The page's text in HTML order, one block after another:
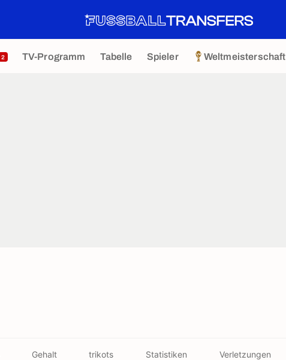
2 TV-Programm Tabelle Spieler Weltmeisterschaft
Gehalt trikots Statistiken Verletzungen